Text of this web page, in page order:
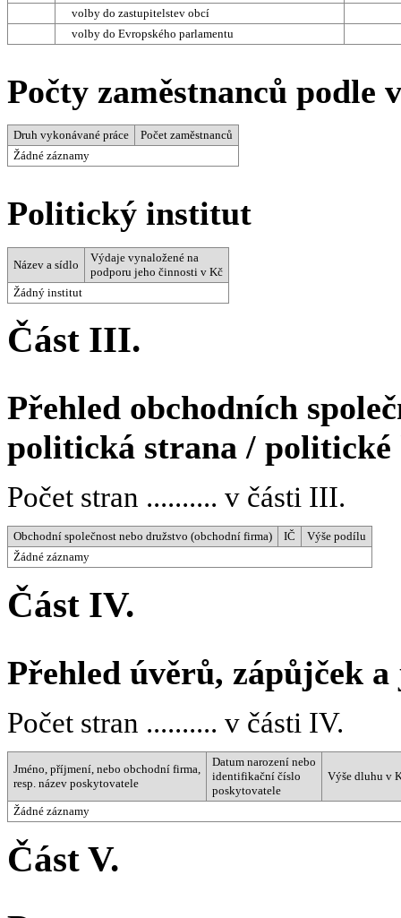
volby do zastupitelstev obcí
volby do Evropského parlamentu
Počty zaměstnanců podle
Druh vykonávané práce
Počet zaměstnanců
Žádné záznamy
Politický institut
Název a sídlo
Výdaje vynaložené na
podporu jeho činnosti v Kč
Žádný institut
Část III.
Přehled obchodních
politická strana /
Počet stran .......... v části III.
Obchodní společnost nebo družstvo (obchodní firma) IČ
Výše podílu
Žádné záznamy
Část IV.
Přehled úvěrů, zápůjček
Počet stran .......... v části IV.
Jméno, příjmení, nebo obchodní firma,
resp. název poskytovatele
Datum narození nebo
identifikační číslo
poskytovatele
Výše dluhu v
Žádné záznamy
Část V.